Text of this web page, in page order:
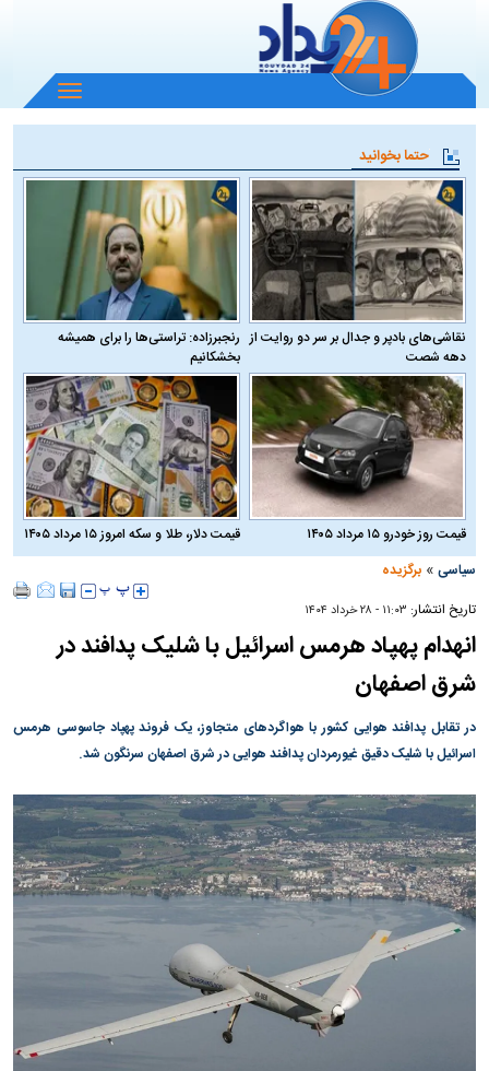
باز
و
منو
حتما بخوانید
نقاشی‌های بادپر و جدال بر سر دو روایت از
دهه شصت
رنجبرزاده: تراستی‌ها را برای همیشه
بخشکانیم
قیمت روز خودرو ۱۵ مرداد ۱۴۰۵
قیمت دلار، طلا و سکه امروز ۱۵ مرداد ۱۴۰۵
سیاسی »برگزیده
تاریخ انتشار: ۱۱:۰۳ - ۲۸ خرداد ۱۴۰۴
انهدام پهپاد هرمس اسرائیل با شلیک پدافند در
شرق اصفهان
در تقابل پدافند هوایی کشور با هواگرد‌های متجاوز، یک فروند پهپاد جاسوسی هرمس
اسرائیل با شلیک دقیق غیور‌مردان پدافند هوایی در شرق اصفهان سرنگون شد.